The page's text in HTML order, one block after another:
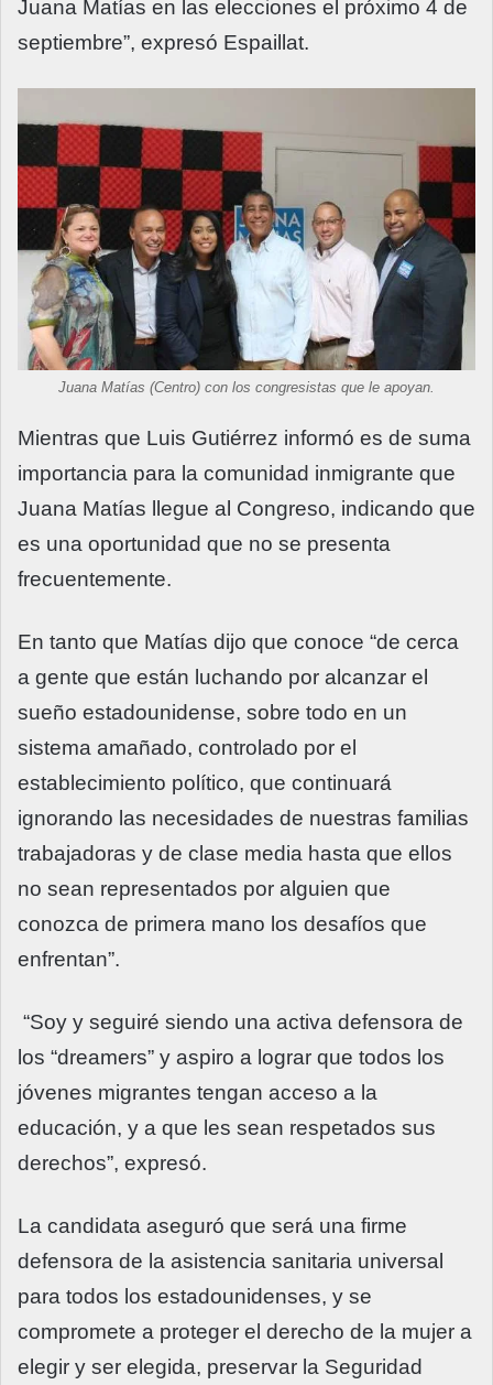
Juana Matías en las elecciones el próximo 4 de
septiembre”, expresó Espaillat.
Juana Matías (Centro) con los congresistas que le apoyan.
Mientras que Luis Gutiérrez informó es de suma
importancia para la comunidad inmigrante que
Juana Matías llegue al Congreso, indicando que
es una oportunidad que no se presenta
frecuentemente.
En tanto que Matías dijo que conoce “de cerca
a gente que están luchando por alcanzar el
sueño estadounidense, sobre todo en un
sistema amañado, controlado por el
establecimiento político, que continuará
ignorando las necesidades de nuestras familias
trabajadoras y de clase media hasta que ellos
no sean representados por alguien que
conozca de primera mano los desafíos que
enfrentan”.
“Soy y seguiré siendo una activa defensora de
los “dreamers” y aspiro a lograr que todos los
jóvenes migrantes tengan acceso a la
educación, y a que les sean respetados sus
derechos”, expresó.
La candidata aseguró que será una firme
defensora de la asistencia sanitaria universal
para todos los estadounidenses, y se
compromete a proteger el derecho de la mujer a
elegir y ser elegida, preservar la Seguridad